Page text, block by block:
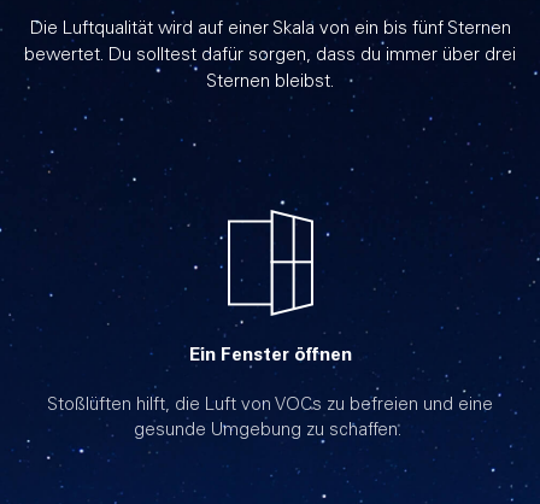
Die Luftqualität wird auf einer Skala von ein bis fünf Sternen
bewertet. Du solltest dafür sorgen, dass du immer über drei
Sternen bleibst.
Ein Fenster öffnen
Stoßlüften hilft, die Luft von VOCs zu befreien und eine
gesunde Umgebung zu schaffen.